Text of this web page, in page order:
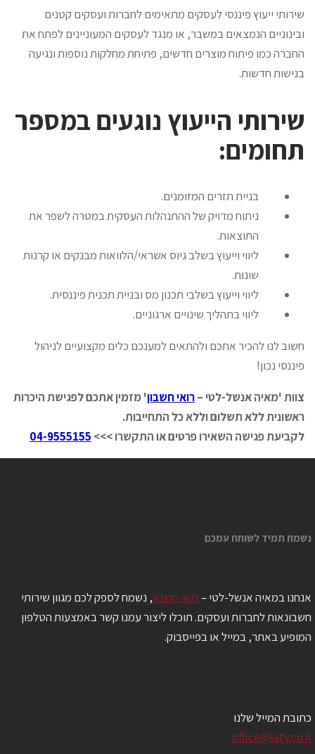
שירותי ייעוץ פיננסי לעסקים מתאימים לחברות ועסקים קטנים
ובינוניים הנמצאים במשבר, או מנגד לעסקים המעוניינים לפתח את
החברה כמו פיתוח מוצרים חדשים, פתיחת מחלקות נוספות ונגיעה
בנישות חדשות.
שירותי הייעוץ נוגעים במספר
תחומים:
בניית תזרים המזומנים.
ניתוח מדויק של ההתנהלות העסקית במטרה לשפר את
התוצאות.
ליווי וייעוץ בשלב גיוס אשראי/הלוואות מבנקים או קרנות
שונות.
ליווי וייעוץ בשלבי תכנון מס ובניית תכנית פיננסית.
ליווי בתהליך שינויים ארגוניים.
חשוב לנו להכיר אתכם ולהתאים למענכם כלים מקצועיים לניהול
פיננסי נכון!
צוות 'מאיה אנשל-לטי – רואי חשבון' מזמין אתכם לפגישת היכרות
ראשונית ללא תשלום וללא כל התחייבות.
לקביעת פגישה השאירו פרטים או התקשרו >>>04-9555155
תמיד לשוחח עמכם
במאיה אנשל-לטי –רואי חשבון, נשמח לספק לכם מגוון שירותי
לחברות ועסקים. תוכלו ליצור עמנו קשר באמצעות הטלפון
באתר, במייל או בפייסבוק.
המייל שלנו